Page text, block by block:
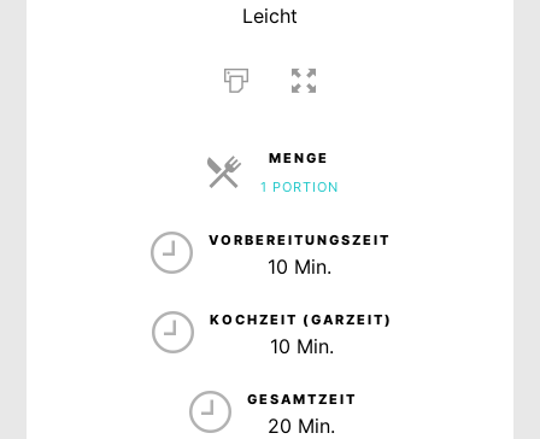
Leicht
MENGE
1 PORTION
VORBEREITUNGSZEIT
10 Min.
KOCHZEIT (GARZEIT)
10 Min.
GESAMTZEIT
20 Min.